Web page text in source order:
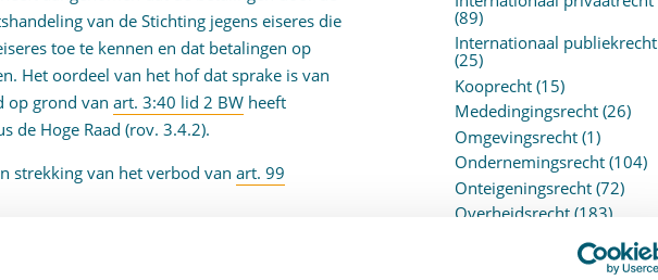
van de Stichting jegens eiseres die
toe te kennen en dat betalingen op
Het oordeel van het hof dat sprake is van
op grond vanart. 3:40 lid 2 BW heeft
de Hoge Raad (rov. 3.4.2).
strekking van het verbod vanart. 99
(89)
Internationaal publiekrecht
(25)
Kooprecht(15)
Mededingingsrecht(26)
Omgevingsrecht(1)
Ondernemingsrecht(104)
Onteigeningsrecht(72)
Overheidsrecht(183)
(27)
Personen- en familierecht